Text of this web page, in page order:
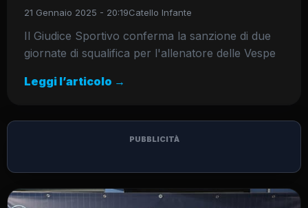
21 Gennaio 2025 - 20:19Catello Infante
Il Giudice Sportivo conferma la sanzione di due
giornate di squalifica per l'allenatore delle Vespe
Leggi l’articolo →
PUBBLICITÀ